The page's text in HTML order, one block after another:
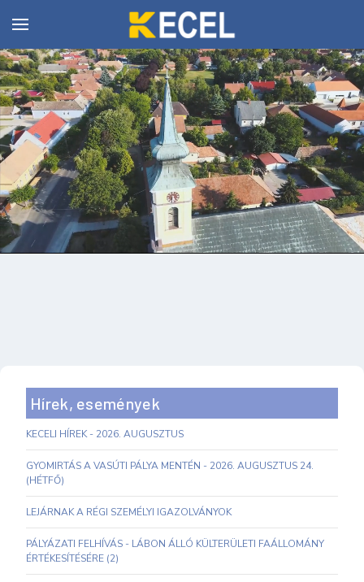
Hírek, események
KECELI HÍREK - 2026. AUGUSZTUS
GYOMIRTÁS A VASÚTI PÁLYA MENTÉN - 2026. AUGUSZTUS 24.
(HÉTFŐ)
LEJÁRNAK A RÉGI SZEMÉLYI IGAZOLVÁNYOK
PÁLYÁZATI FELHÍVÁS - LÁBON ÁLLÓ KÜLTERÜLETI FAÁLLOMÁNY
ÉRTÉKESÍTÉSÉRE (2)